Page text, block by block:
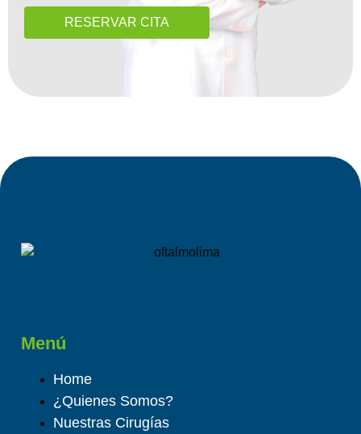
RESERVAR CITA
Menú
Home
¿Quienes Somos?
Nuestras Cirugías